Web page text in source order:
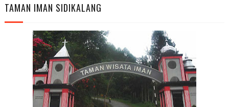
TAMAN IMAN SIDIKALANG